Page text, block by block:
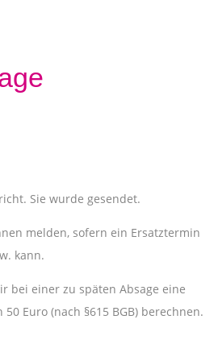
Sie wurde gesendet.
melden, sofern ein Ersatztermin
kann.
bei einer zu späten Absage eine
Euro (nach §615 BGB) berechnen.